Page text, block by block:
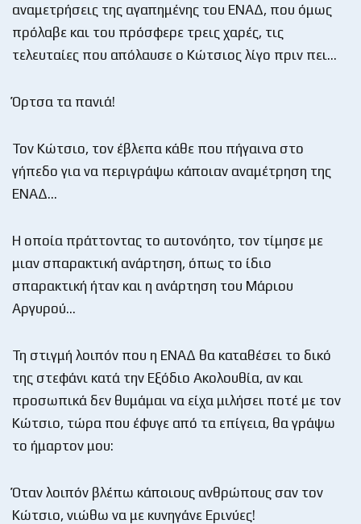
αναμετρήσεις της αγαπημένης του ΕΝΑΔ, που όμως
πρόλαβε και του πρόσφερε τρεις χαρές, τις
τελευταίες που απόλαυσε ο Κώτσιος λίγο πριν πει…
Όρτσα τα πανιά!
Τον Κώτσιο, τον έβλεπα κάθε που πήγαινα στο
γήπεδο για να περιγράψω κάποιαν αναμέτρηση της
ΕΝΑΔ…
Η οποία πράττοντας το αυτονόητο, τον τίμησε με
μιαν σπαρακτική ανάρτηση, όπως το ίδιο
σπαρακτική ήταν και η ανάρτηση του Μάριου
Αργυρού…
Τη στιγμή λοιπόν που η ΕΝΑΔ θα καταθέσει το δικό
της στεφάνι κατά την Εξόδιο Ακολουθία, αν και
προσωπικά δεν θυμάμαι να είχα μιλήσει ποτέ με τον
Κώτσιο, τώρα που έφυγε από τα επίγεια, θα γράψω
το ήμαρτον μου:
Όταν λοιπόν βλέπω κάποιους ανθρώπους σαν τον
Κώτσιο, νιώθω να με κυνηγάνε Ερινύες!